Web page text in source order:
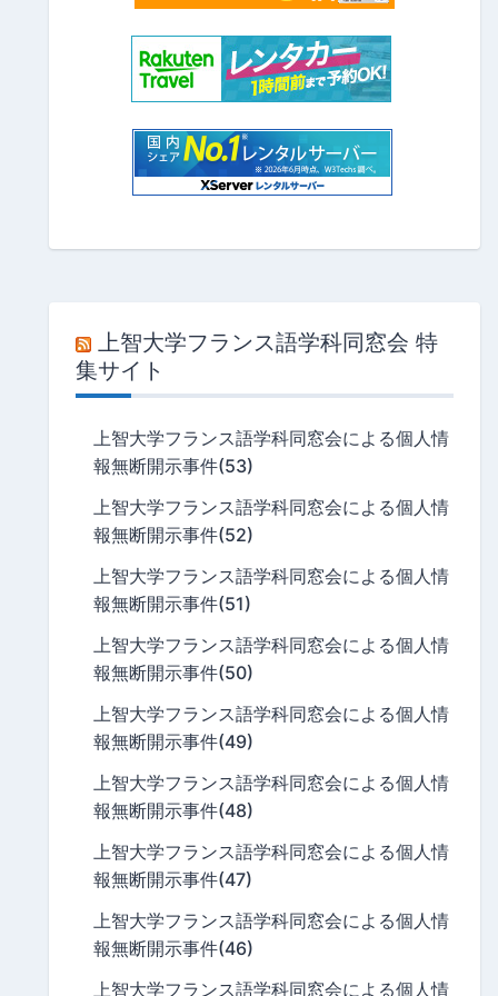
上智大学フランス語学科同窓会 特
集サイト
上智大学フランス語学科同窓会による個人情
報無断開示事件(53)
上智大学フランス語学科同窓会による個人情
報無断開示事件(52)
上智大学フランス語学科同窓会による個人情
報無断開示事件(51)
上智大学フランス語学科同窓会による個人情
報無断開示事件(50)
上智大学フランス語学科同窓会による個人情
報無断開示事件(49)
上智大学フランス語学科同窓会による個人情
報無断開示事件(48)
上智大学フランス語学科同窓会による個人情
報無断開示事件(47)
上智大学フランス語学科同窓会による個人情
報無断開示事件(46)
上智大学フランス語学科同窓会による個人情